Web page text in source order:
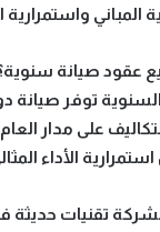
المباني واستمرارية
عقود صيانة
السنوية توفر صيانة
على مدار
الأداء
تقنيات حديثة في